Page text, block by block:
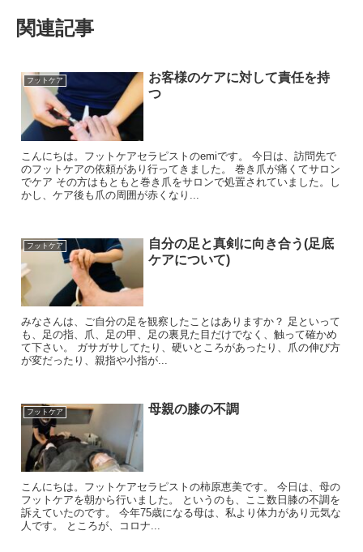
関連記事
フットケア
お客様のケアに対して責任を持
つ
こんにちは。フットケアセラピストのemiです。 今日は、訪問先で
のフットケアの依頼があり行ってきました。 巻き爪が痛くてサロン
でケア その方はもともと巻き爪をサロンで処置されていました。し
かし、ケア後も爪の周囲が赤くなり...
フットケア
自分の足と真剣に向き合う(足底
ケアについて)
みなさんは、ご自分の足を観察したことはありますか？ 足といって
も、足の指、爪、足の甲、足の裏見た目だけでなく、触って確かめ
て下さい。 ガサガサしてたり、硬いところがあったり、爪の伸び方
が変だったり、親指や小指が...
フットケア 母親の膝の不調
こんにちは。フットケアセラピストの柿原恵美です。 今日は、母の
フットケアを朝から行いました。 というのも、ここ数日膝の不調を
訴えていたのです。 今年75歳になる母は、私より体力があり元気な
人です。 ところが、コロナ...